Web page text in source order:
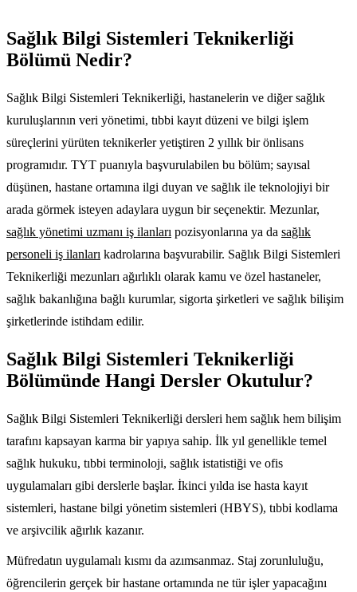
Sağlık Bilgi Sistemleri Teknikerliği
Bölümü Nedir?
Sağlık Bilgi Sistemleri Teknikerliği, hastanelerin ve diğer sağlık
kuruluşlarının veri yönetimi, tıbbi kayıt düzeni ve bilgi işlem
süreçlerini yürüten teknikerler yetiştiren 2 yıllık bir önlisans
programıdır. TYT puanıyla başvurulabilen bu bölüm; sayısal
düşünen, hastane ortamına ilgi duyan ve sağlık ile teknolojiyi bir
arada görmek isteyen adaylara uygun bir seçenektir. Mezunlar,
sağlık yönetimi uzmanı iş ilanları pozisyonlarına ya da sağlık
personeli iş ilanları kadrolarına başvurabilir. Sağlık Bilgi Sistemleri
Teknikerliği mezunları ağırlıklı olarak kamu ve özel hastaneler,
sağlık bakanlığına bağlı kurumlar, sigorta şirketleri ve sağlık bilişim
şirketlerinde istihdam edilir.
Sağlık Bilgi Sistemleri Teknikerliği
Bölümünde Hangi Dersler Okutulur?
Sağlık Bilgi Sistemleri Teknikerliği dersleri hem sağlık hem bilişim
tarafını kapsayan karma bir yapıya sahip. İlk yıl genellikle temel
sağlık hukuku, tıbbi terminoloji, sağlık istatistiği ve ofis
uygulamaları gibi derslerle başlar. İkinci yılda ise hasta kayıt
sistemleri, hastane bilgi yönetim sistemleri (HBYS), tıbbi kodlama
ve arşivcilik ağırlık kazanır.
Müfredatın uygulamalı kısmı da azımsanmaz. Staj zorunluluğu,
öğrencilerin gerçek bir hastane ortamında ne tür işler yapacağını